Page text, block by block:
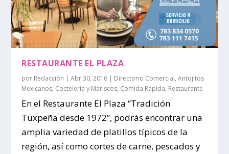
RESTAURANTE EL PLAZA
por Redacción |Abr 30, 2016 | Directorio Comercial,Antojitos
Mexicanos, Coctelería y Mariscos, Comida Rápida, Restaurante
En el Restaurante El Plaza “Tradición
Tuxpeña desde 1972”, podrás encontrar una
amplia variedad de platillos típicos de la
región, así como cortes de carne, pescados y